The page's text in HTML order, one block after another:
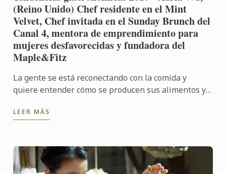
(Reino Unido) Chef residente en el Mint
Velvet, Chef invitada en el Sunday Brunch del
Canal 4, mentora de emprendimiento para
mujeres desfavorecidas y fundadora del
Maple&Fitz
La gente se está reconectando con la comida y
quiere entender cómo se producen sus alimentos y
quieren aprender ...
LEER MÁS